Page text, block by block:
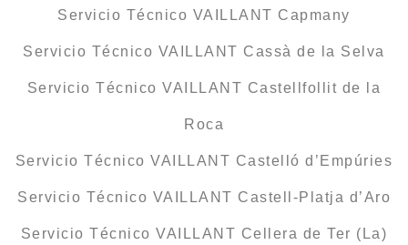
Servicio Técnico VAILLANT Capmany
Servicio Técnico VAILLANT Cassà de la Selva
Servicio Técnico VAILLANT Castellfollit de la
Roca
Servicio Técnico VAILLANT Castelló d’Empúries
Servicio Técnico VAILLANT Castell-Platja d’Aro
Servicio Técnico VAILLANT Cellera de Ter (La)